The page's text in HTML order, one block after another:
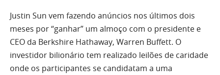
Justin Sun vem fazendo anúncios nos últimos dois
meses por “ganhar” um almoço com o presidente e
CEO da Berkshire Hathaway, Warren Buffett. O
investidor bilionário tem realizado leilões de caridade
onde os participantes se candidatam a uma